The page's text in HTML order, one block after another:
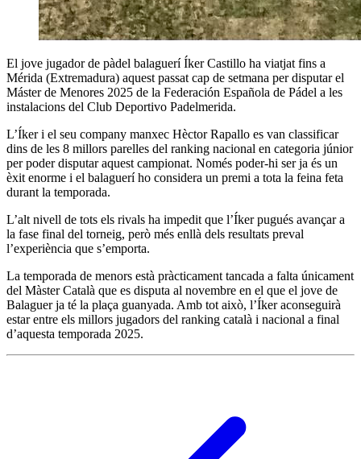
El jove jugador de pàdel balaguerí Íker Castillo ha viatjat fins a
Mérida (Extremadura) aquest passat cap de setmana per disputar el
Máster de Menores 2025 de la Federación Española de Pádel a les
instalacions del Club Deportivo Padelmerida.
L’Íker i el seu company manxec Hèctor Rapallo es van classificar
dins de les 8 millors parelles del ranking nacional en categoria júnior
per poder disputar aquest campionat. Només poder-hi ser ja és un
èxit enorme i el balaguerí ho considera un premi a tota la feina feta
durant la temporada.
L’alt nivell de tots els rivals ha impedit que l’Íker pugués avançar a
la fase final del torneig, però més enllà dels resultats preval
l’experiència que s’emporta.
La temporada de menors està pràcticament tancada a falta únicament
del Màster Català que es disputa al novembre en el que el jove de
Balaguer ja té la plaça guanyada. Amb tot això, l’Íker aconseguirà
estar entre els millors jugadors del ranking català i nacional a final
d’aquesta temporada 2025.